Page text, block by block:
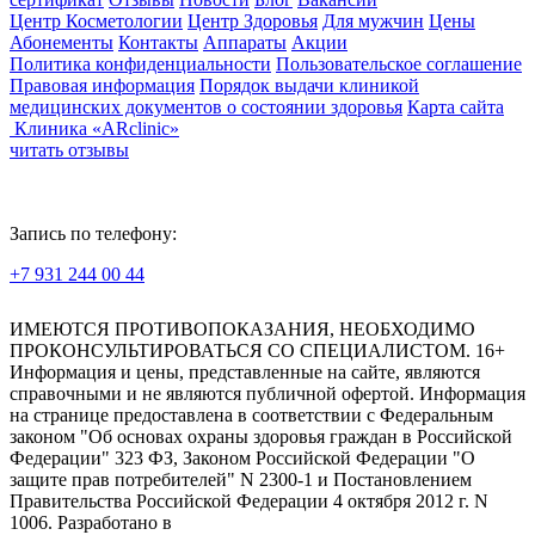
Центр Косметологии Центр Здоровья Для мужчин Цены
Абонементы Контакты Аппараты Акции
Политика конфиденциальности Пользовательское соглашение
Правовая информация Порядок выдачи клиникой
медицинских документов о состоянии здоровья Карта сайта
Клиника «ARclinic»
читать отзывы
Запись по телефону:
+7 931 244 00 44
ИМЕЮТСЯ ПРОТИВОПОКАЗАНИЯ, НЕОБХОДИМО
ПРОКОНСУЛЬТИРОВАТЬСЯ СО СПЕЦИАЛИСТОМ. 16+
Информация и цены, представленные на сайте, являются
справочными и не являются публичной офертой. Информация
на странице предоставлена в соответствии с Федеральным
законом "Об основах охраны здоровья граждан в Российской
Федерации" 323 ФЗ, Законом Российской Федерации "О
защите прав потребителей" N 2300-1 и Постановлением
Правительства Российской Федерации 4 октября 2012 г. N
1006. Разработано в